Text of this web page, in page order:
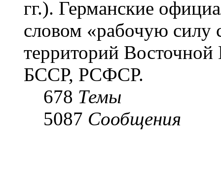
гг.). Германские
словом «рабочую силу
территорий
БССР, РСФСР.
678 Темы
5087 Сообщения